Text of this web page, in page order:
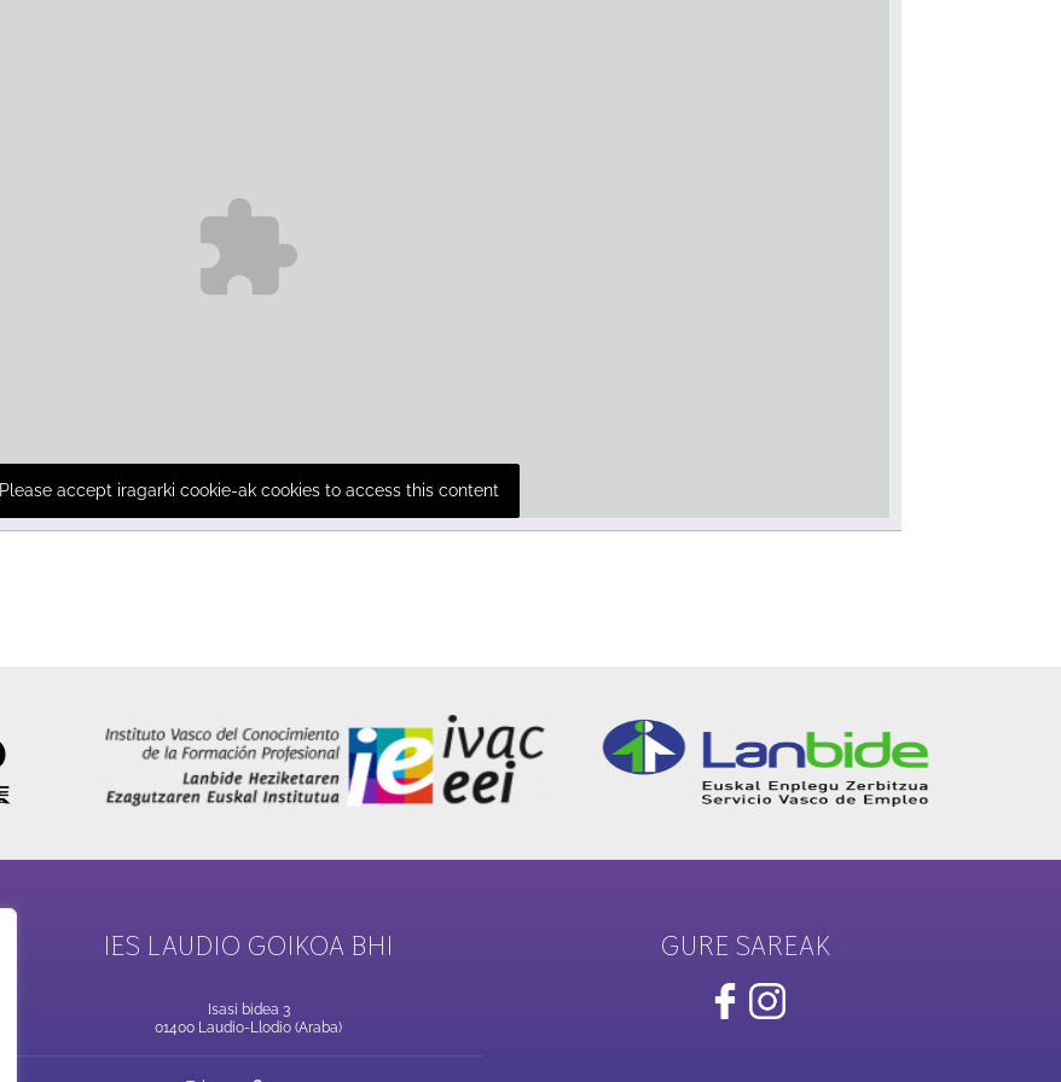
Please accept iragarki cookie-ak cookies to access this content
IES LAUDIO GOIKOA BHI
Isasi bidea 3
01400 Laudio-Llodio (Araba)
GURE SAREAK